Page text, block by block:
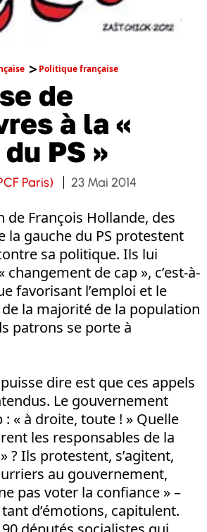
Politique française
de
à la «
PS »
Paris) 23 Mai 2014
de François Hollande, des
la gauche du PS protestent
sa politique. Ils lui
de cap », c’est-à-
favorisant l’emploi et le
de la majorité de la population
patrons se porte à
dire est que ces appels
Le gouvernement
« à droite, toute ! » Quelle
les responsables de la
? Ils protestent, s’agitent,
au gouvernement,
pas voter la confiance » –
d’émotions, capitulent.